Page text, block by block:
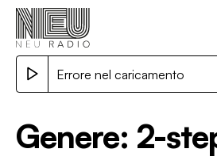
Errore nel caricamento
Genere: 2-